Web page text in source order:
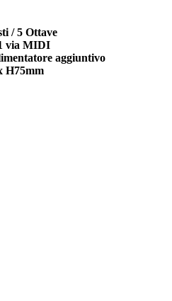
/ 5 Ottave
via MIDI
aggiuntivo
H75mm